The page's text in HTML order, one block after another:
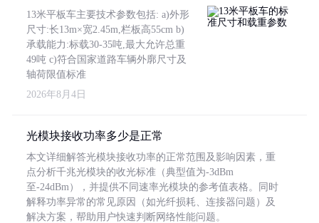
13米平板车主要技术参数包括: a)外形
尺寸:长13m×宽2.45m,栏板高55cm b)
承载能力:标载30-35吨,最大允许总重
49吨 c)符合国家道路车辆外廓尺寸及
轴荷限值标准
2026年8月4日
光模块接收功率多少是正常
本文详细解答光模块接收功率的正常范围及影响因素，重
点分析千兆光模块的收光标准（典型值为-3dBm
至-24dBm），并提供不同速率光模块的参考值表格。同时
解释功率异常的常见原因（如光纤损耗、连接器问题）及
解决方案，帮助用户快速判断网络性能问题。